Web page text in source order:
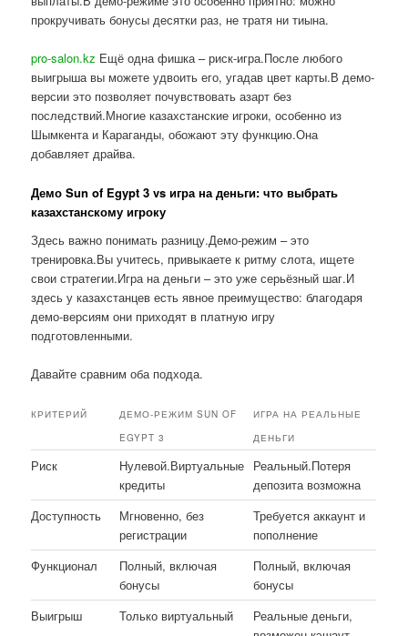
прокручивать бонусы десятки раз, не тратя ни тиына.
pro-salon.kz Ещё одна фишка – риск-игра.После любого
выигрыша вы можете удвоить его, угадав цвет карты.В демо-
версии это позволяет почувствовать азарт без
последствий.Многие казахстанские игроки, особенно из
Шымкента и Караганды, обожают эту функцию.Она
добавляет драйва.
Демо Sun of Egypt 3 vs игра на деньги: что выбрать
казахстанскому игроку
Здесь важно понимать разницу.Демо-режим – это
тренировка.Вы учитесь, привыкаете к ритму слота, ищете
свои стратегии.Игра на деньги – это уже серьёзный шаг.И
здесь у казахстанцев есть явное преимущество: благодаря
демо-версиям они приходят в платную игру
подготовленными.
Давайте сравним оба подхода.
КРИТЕРИЙ
ДЕМО-РЕЖИМ SUN OF
EGYPT 3
ИГРА НА РЕАЛЬНЫЕ
ДЕНЬГИ
Риск
Нулевой.Виртуальные
кредиты
Реальный.Потеря
депозита возможна
Доступность
Мгновенно, без
регистрации
Требуется аккаунт и
пополнение
Функционал
Полный, включая
бонусы
Полный, включая
бонусы
Выигрыш
Только виртуальный
Реальные деньги,